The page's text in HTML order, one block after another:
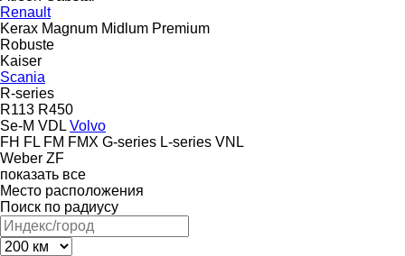
Renault
Kerax Magnum Midlum Premium
Robuste
Kaiser
Scania
R-series
R113 R450
Se-M VDL Volvo
FH FL FM FMX G-series L-series VNL
Weber ZF
показать все
Место расположения
Поиск по радиусу